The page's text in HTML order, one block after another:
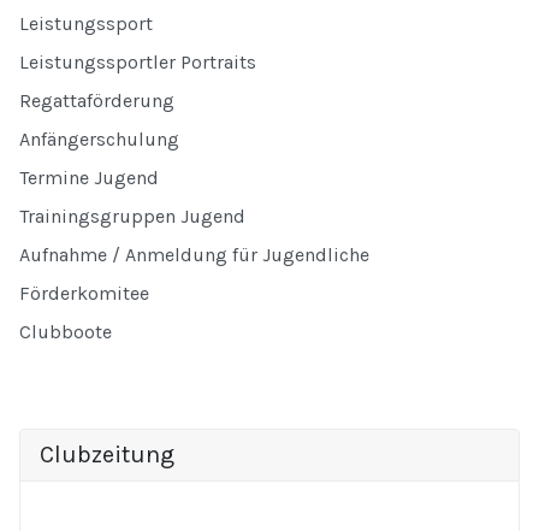
Leistungssport
Leistungssportler Portraits
Regattaförderung
Anfängerschulung
Termine Jugend
Trainingsgruppen Jugend
Aufnahme / Anmeldung für Jugendliche
Förderkomitee
Clubboote
Clubzeitung